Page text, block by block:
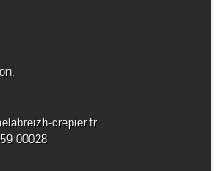
crepier.fr
00028